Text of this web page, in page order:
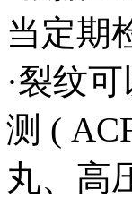
当定期
·裂纹
测 (
丸、高